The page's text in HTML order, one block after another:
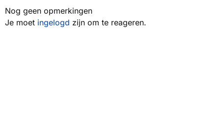
Nog geen opmerkingen
Je moet ingelogd zijn om te reageren.